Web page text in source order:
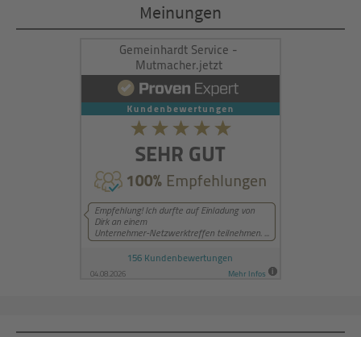
powered byUsercentrics Consent
Management Platform&eRecht24
Meinungen